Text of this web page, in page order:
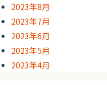
2023年8月
2023年7月
2023年6月
2023年5月
2023年4月